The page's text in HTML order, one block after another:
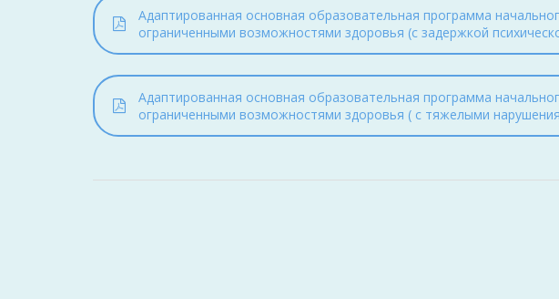
Адаптированная основная образовательная программа
ограниченными возможностями здоровья (с задержкой
Адаптированная основная образовательная программа
ограниченными возможностями здоровья ( с тяжелыми